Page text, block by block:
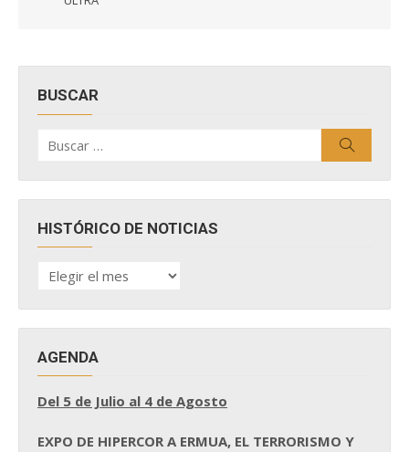
BUSCAR
por:
HISTÓRICO DE NOTICIAS
HISTÓRICO
DE
AGENDA
Del 5 de Julio al 4 de Agosto
EXPO DE HIPERCOR A ERMUA, EL TERRORISMO Y